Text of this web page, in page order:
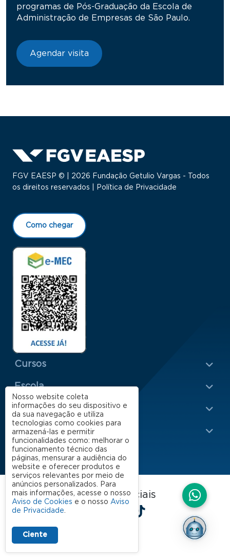
programas de Pós-Graduação da Escola de
Administração de Empresas de São Paulo.
Agendar visita
FGV EAESP © | 2026 Fundação Getulio Vargas - Todos
os direitos reservados |
Política de Privacidade
Como chegar
Menu Rodapé 1
Cursos
Escola
Rodapé 2
Apoio
Impacto
FGV EAESP nas redes sociais
LinkedIn
Facebook
Instagram
YouTube
Spotify
TikTok
Nosso website coleta
informações do seu dispositivo e
da sua navegação e utiliza
tecnologias como cookies para
armazená-las e permitir
funcionalidades como: melhorar o
funcionamento técnico das
páginas, mensurar a audiência do
website e oferecer produtos e
serviços relevantes por meio de
anúncios personalizados. Para
mais informações, acesse o nosso
Aviso de Cookies e o nosso Aviso
de Privacidade.
Ciente